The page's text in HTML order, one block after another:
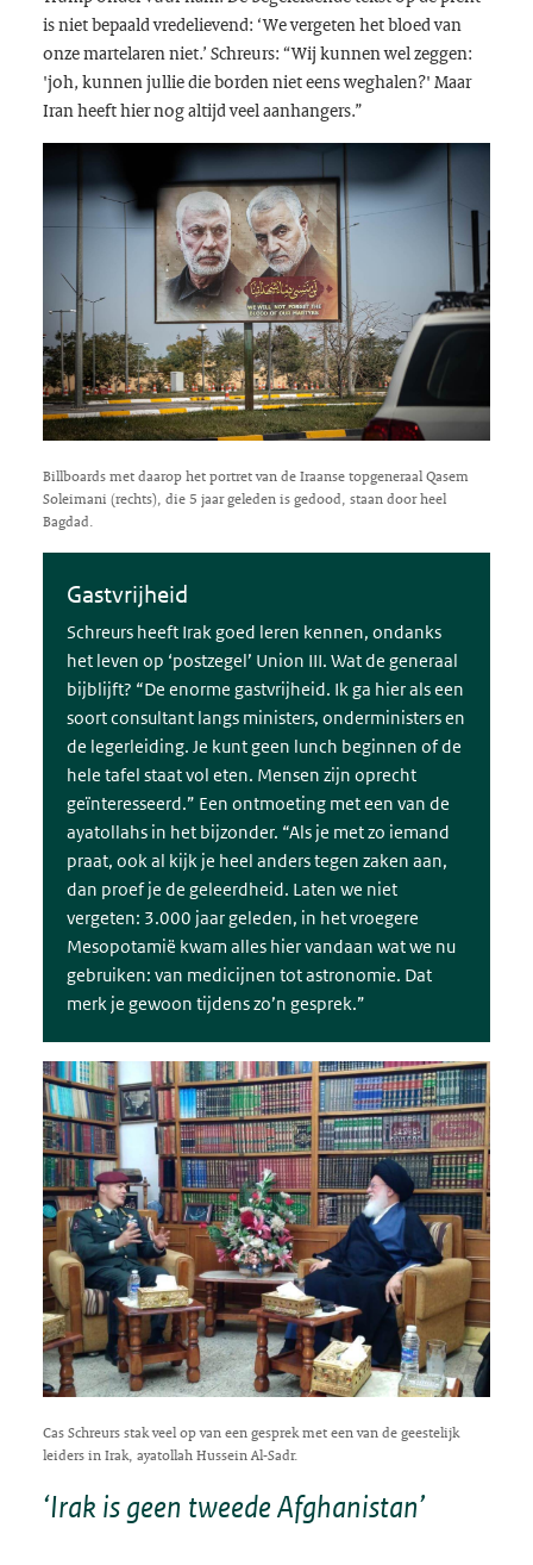
is niet bepaald vredelievend: ‘We vergeten het bloed van
onze martelaren niet.’ Schreurs: “Wij kunnen wel zeggen:
'joh, kunnen jullie die borden niet eens weghalen?' Maar
Iran heeft hier nog altijd veel aanhangers.”
Billboards met daarop het portret van de Iraanse topgeneraal Qasem
Soleimani (rechts), die 5 jaar geleden is gedood, staan door heel
Bagdad.
Gastvrijheid
Schreurs heeft Irak goed leren kennen, ondanks
het leven op ‘postzegel’ Union III. Wat de generaal
bijblijft? “De enorme gastvrijheid. Ik ga hier als een
soort consultant langs ministers, onderministers en
de legerleiding. Je kunt geen lunch beginnen of de
hele tafel staat vol eten. Mensen zijn oprecht
geïnteresseerd.” Een ontmoeting met een van de
ayatollahs in het bijzonder. “Als je met zo iemand
praat, ook al kijk je heel anders tegen zaken aan,
dan proef je de geleerdheid. Laten we niet
vergeten: 3.000 jaar geleden, in het vroegere
Mesopotamië kwam alles hier vandaan wat we nu
gebruiken: van medicijnen tot astronomie. Dat
merk je gewoon tijdens zo’n gesprek.”
Cas Schreurs stak veel op van een gesprek met een van de geestelijk
leiders in Irak, ayatollah Hussein Al-Sadr.
‘Irak is geen tweede Afghanistan’